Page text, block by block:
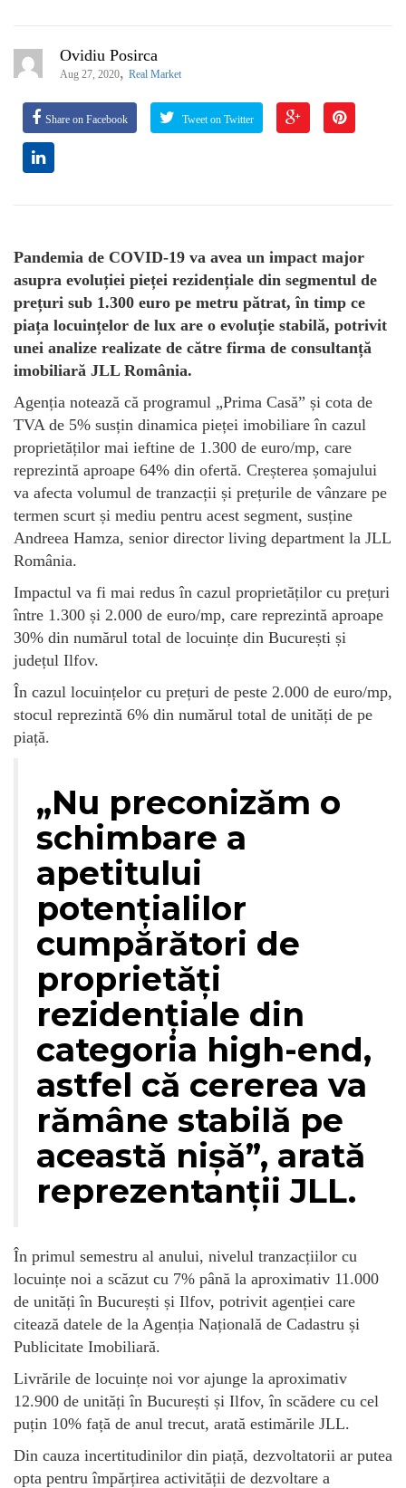
Ovidiu Posirca
Aug 27, 2020, Real Market
Share on Facebook Tweet on Twitter
Pandemia de COVID-19 va avea un impact major
asupra evoluției pieței rezidențiale din segmentul de
prețuri sub 1.300 euro pe metru pătrat, în timp ce
piața locuințelor de lux are o evoluție stabilă, potrivit
unei analize realizate de către firma de consultanță
imobiliară JLL România.
Agenția notează că programul „Prima Casă” și cota de
TVA de 5% susțin dinamica pieței imobiliare în cazul
proprietăților mai ieftine de 1.300 de euro/mp, care
reprezintă aproape 64% din ofertă. Creșterea șomajului
va afecta volumul de tranzacții și prețurile de vânzare pe
termen scurt și mediu pentru acest segment, susține
Andreea Hamza, senior director living department la JLL
România.
Impactul va fi mai redus în cazul proprietăților cu prețuri
între 1.300 și 2.000 de euro/mp, care reprezintă aproape
30% din numărul total de locuințe din București și
județul Ilfov.
În cazul locuințelor cu prețuri de peste 2.000 de euro/mp,
stocul reprezintă 6% din numărul total de unități de pe
piață.
„Nu preconizăm o
schimbare a
apetitului
potențialilor
cumpărători de
proprietăți
rezidențiale din
categoria high-end,
astfel că cererea va
rămâne stabilă pe
această nișă”, arată
reprezentanții JLL.
În primul semestru al anului, nivelul tranzacțiilor cu
locuințe noi a scăzut cu 7% până la aproximativ 11.000
de unități în București și Ilfov, potrivit agenției care
citează datele de la Agenția Națională de Cadastru și
Publicitate Imobiliară.
Livrările de locuințe noi vor ajunge la aproximativ
12.900 de unități în București și Ilfov, în scădere cu cel
puțin 10% față de anul trecut, arată estimările JLL.
Din cauza incertitudinilor din piață, dezvoltatorii ar putea
opta pentru împărțirea activității de dezvoltare a